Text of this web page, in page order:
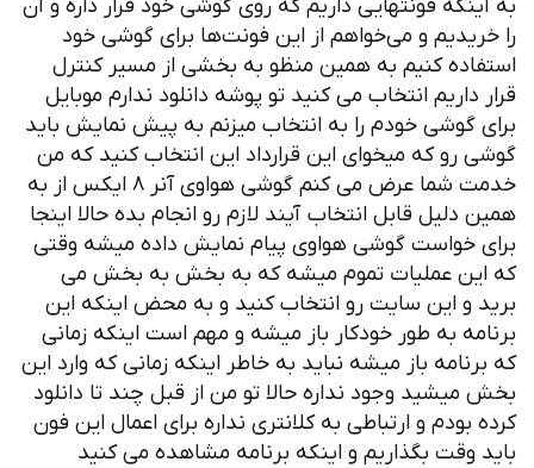
فونتهایی داریم که روی گوشی خود قرار داره و آن
و می‌خواهم از این فونت‌ها برای گوشی خود
کنیم به همین منظو به بخشی از مسیر کنترل
انتخاب می کنید تو پوشه دانلود ندارم موبایل
خودم را به انتخاب میزنم به پیش نمایش باید
که میخوای این قرارداد این انتخاب کنید که من
خدمت شما عرض می کنم گوشی هواوی آنر ۸ ایکس از به
قابل انتخاب آیند لازم رو انجام بده حالا اینجا
خواست گوشی هواوی پیام نمایش داده میشه وقتی
عملیات تموم میشه که به بخش به بخش می
و این سایت رو انتخاب کنید و به محض اینکه این
به طور خودکار باز میشه و مهم است اینکه زمانی
باز میشه نباید به خاطر اینکه زمانی که وارد این
وجود نداره حالا تو من از قبل چند تا دانلود
و ارتباطی به کلانتری نداره برای اعمال این فون
بگذاریم و اینکه برنامه مشاهده می کنید